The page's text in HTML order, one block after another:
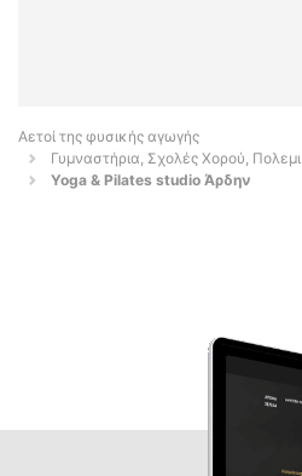
Αετοί της φυσικής αγωγής
Γυμναστήρια, Σχολές Χορού,
Yoga & Pilates studio Άρδην